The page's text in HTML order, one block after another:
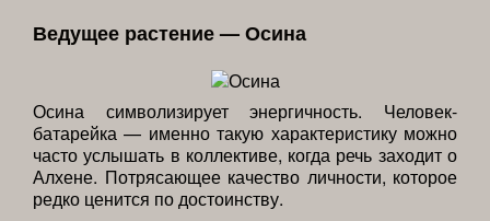
Ведущее растение — Осина
Осина символизирует энергичность. Человек-
батарейка — именно такую характеристику можно
часто услышать в коллективе, когда речь заходит о
Алхене. Потрясающее качество личности, которое
редко ценится по достоинству.